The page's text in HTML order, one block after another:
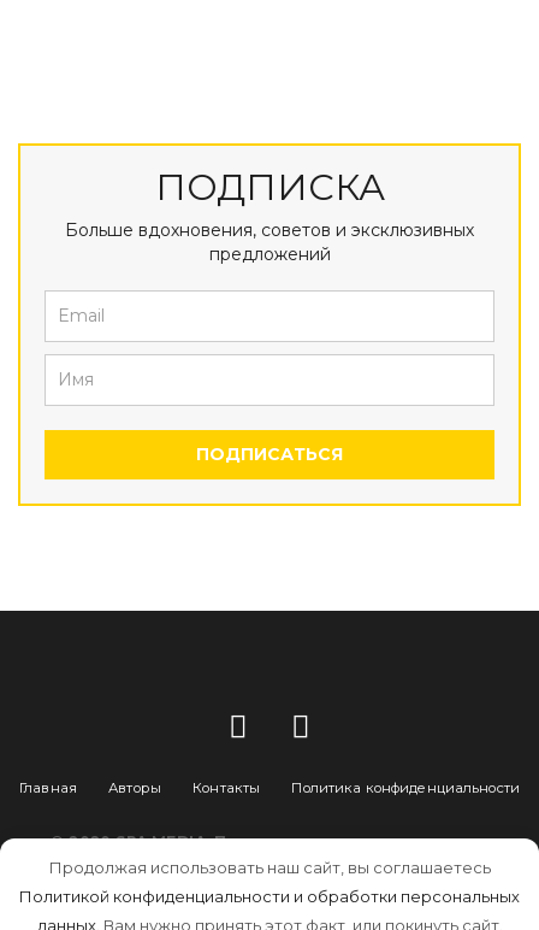
ПОДПИСКА
Больше вдохновения, советов и эксклюзивных
предложений
ПОДПИСАТЬСЯ
Главная Авторы Контакты Политика конфиденциальности
© 2020SPA MEDIA. При цитировании материалов
ссылка на портал spapersona.ru обязательна.
Создание и поддержка
Продолжая использовать наш сайт, вы соглашаетесь
Политикой конфиденциальности и обработки персональных
данных. Вам нужно принять этот факт, или покинуть сайт.